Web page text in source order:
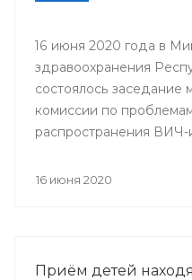
16 июня 2020 года в
здравоохранения
состоялось
комиссии по
распространения
здравоохранения
16 июня 2020
Приём детей